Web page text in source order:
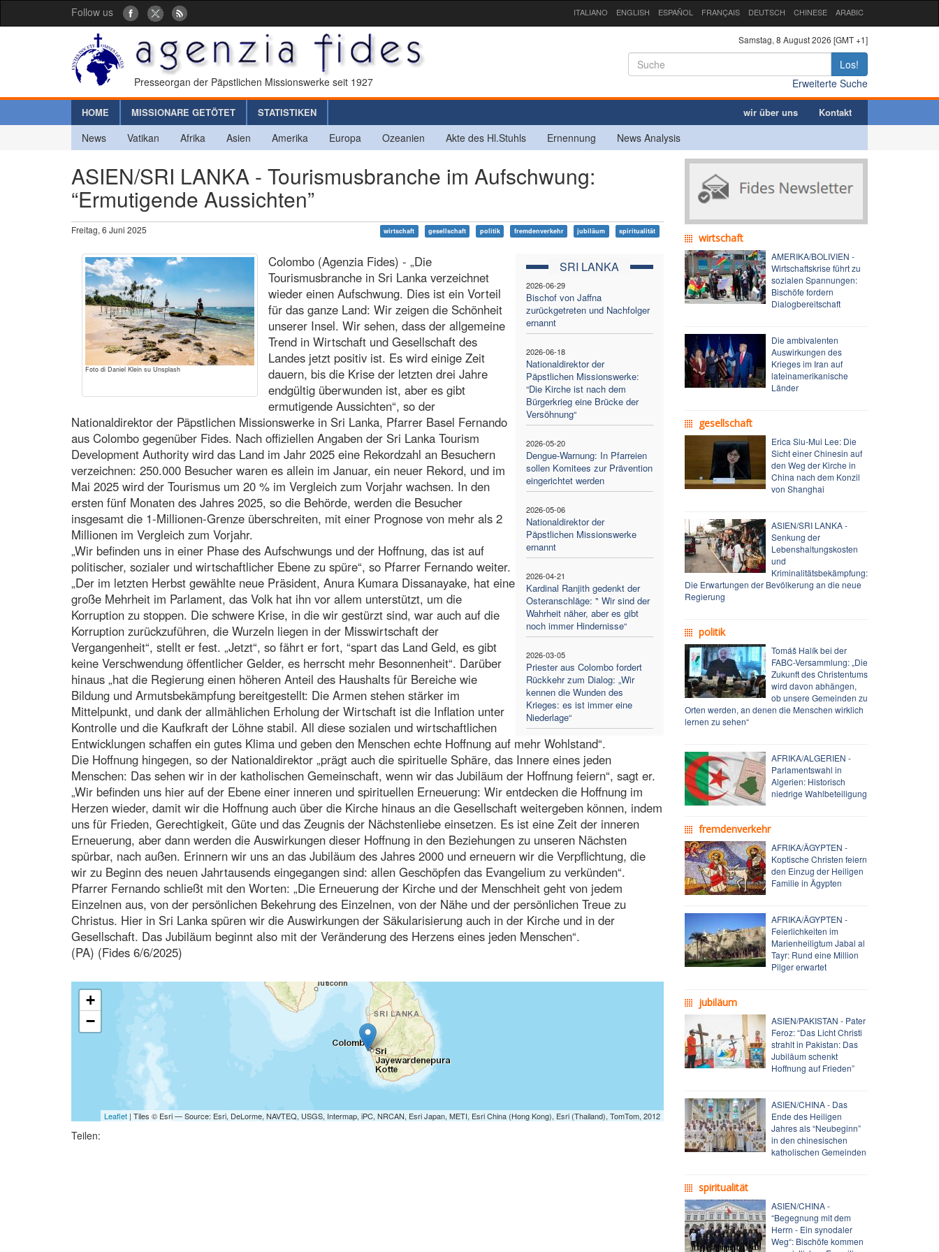
Follow us ITALIANO ENGLISH ESPAÑOL FRANÇAIS DEUTSCH CHINESE ARABIC
Presseorgan der Päpstlichen Missionswerke seit 1927
Samstag, 8 August 2026 [GMT +1]
Los!
Erweiterte Suche
HOME MISSIONARE GETÖTET STATISTIKEN wir über uns Kontakt
News Vatikan Afrika Asien Amerika Europa Ozeanien Akte des Hl.Stuhls Ernennung News Analysis
ASIEN/SRI LANKA - Tourismusbranche im Aufschwung:
“Ermutigende Aussichten”
Freitag, 6 Juni 2025 wirtschaft gesellschaft politik fremdenverkehr jubiläum spiritualität
Foto di Daniel Klein su Unsplash
SRI LANKA
2026-06-29
Bischof von Jaffna
zurückgetreten und Nachfolger
ernannt
2026-06-18
Nationaldirektor der
Päpstlichen Missionswerke:
“Die Kirche ist nach dem
Bürgerkrieg eine Brücke der
Versöhnung“
2026-05-20
Dengue-Warnung: In Pfarreien
sollen Komitees zur Prävention
eingerichtet werden
2026-05-06
Nationaldirektor der
Päpstlichen Missionswerke
ernannt
2026-04-21
Kardinal Ranjith gedenkt der
Osteranschläge: " Wir sind der
Wahrheit näher, aber es gibt
noch immer Hindernisse“
2026-03-05
Priester aus Colombo fordert
Rückkehr zum Dialog: „Wir
kennen die Wunden des
Krieges: es ist immer eine
Niederlage“
Colombo (Agenzia Fides) - „Die
Tourismusbranche in Sri Lanka verzeichnet
wieder einen Aufschwung. Dies ist ein Vorteil
für das ganze Land: Wir zeigen die Schönheit
unserer Insel. Wir sehen, dass der allgemeine
Trend in Wirtschaft und Gesellschaft des
Landes jetzt positiv ist. Es wird einige Zeit
dauern, bis die Krise der letzten drei Jahre
endgültig überwunden ist, aber es gibt
ermutigende Aussichten“, so der
Nationaldirektor der Päpstlichen Missionswerke in Sri Lanka, Pfarrer Basel Fernando
aus Colombo gegenüber Fides. Nach offiziellen Angaben der Sri Lanka Tourism
Development Authority wird das Land im Jahr 2025 eine Rekordzahl an Besuchern
verzeichnen: 250.000 Besucher waren es allein im Januar, ein neuer Rekord, und im
Mai 2025 wird der Tourismus um 20 % im Vergleich zum Vorjahr wachsen. In den
ersten fünf Monaten des Jahres 2025, so die Behörde, werden die Besucher
insgesamt die 1-Millionen-Grenze überschreiten, mit einer Prognose von mehr als 2
Millionen im Vergleich zum Vorjahr.
„Wir befinden uns in einer Phase des Aufschwungs und der Hoffnung, das ist auf
politischer, sozialer und wirtschaftlicher Ebene zu spüre“, so Pfarrer Fernando weiter.
„Der im letzten Herbst gewählte neue Präsident, Anura Kumara Dissanayake, hat eine
große Mehrheit im Parlament, das Volk hat ihn vor allem unterstützt, um die
Korruption zu stoppen. Die schwere Krise, in die wir gestürzt sind, war auch auf die
Korruption zurückzuführen, die Wurzeln liegen in der Misswirtschaft der
Vergangenheit“, stellt er fest. „Jetzt“, so fährt er fort, “spart das Land Geld, es gibt
keine Verschwendung öffentlicher Gelder, es herrscht mehr Besonnenheit“. Darüber
hinaus „hat die Regierung einen höheren Anteil des Haushalts für Bereiche wie
Bildung und Armutsbekämpfung bereitgestellt: Die Armen stehen stärker im
Mittelpunkt, und dank der allmählichen Erholung der Wirtschaft ist die Inflation unter
Kontrolle und die Kaufkraft der Löhne stabil. All diese sozialen und wirtschaftlichen
Entwicklungen schaffen ein gutes Klima und geben den Menschen echte Hoffnung auf mehr Wohlstand“.
Die Hoffnung hingegen, so der Nationaldirektor „prägt auch die spirituelle Sphäre, das Innere eines jeden
Menschen: Das sehen wir in der katholischen Gemeinschaft, wenn wir das Jubiläum der Hoffnung feiern“, sagt er.
„Wir befinden uns hier auf der Ebene einer inneren und spirituellen Erneuerung: Wir entdecken die Hoffnung im
Herzen wieder, damit wir die Hoffnung auch über die Kirche hinaus an die Gesellschaft weitergeben können, indem
uns für Frieden, Gerechtigkeit, Güte und das Zeugnis der Nächstenliebe einsetzen. Es ist eine Zeit der inneren
Erneuerung, aber dann werden die Auswirkungen dieser Hoffnung in den Beziehungen zu unseren Nächsten
spürbar, nach außen. Erinnern wir uns an das Jubiläum des Jahres 2000 und erneuern wir die Verpflichtung, die
wir zu Beginn des neuen Jahrtausends eingegangen sind: allen Geschöpfen das Evangelium zu verkünden“.
Pfarrer Fernando schließt mit den Worten: „Die Erneuerung der Kirche und der Menschheit geht von jedem
Einzelnen aus, von der persönlichen Bekehrung des Einzelnen, von der Nähe und der persönlichen Treue zu
Christus. Hier in Sri Lanka spüren wir die Auswirkungen der Säkularisierung auch in der Kirche und in der
Gesellschaft. Das Jubiläum beginnt also mit der Veränderung des Herzens eines jeden Menschen“.
(PA) (Fides 6/6/2025)
+
−
Leaflet| Tiles © Esri — Source: Esri, DeLorme, NAVTEQ, USGS, Intermap, iPC, NRCAN, Esri Japan, METI, Esri China (Hong Kong), Esri (Thailand), TomTom, 2012
Teilen:
wirtschaft
AMERIKA/BOLIVIEN -
Wirtschaftskrise führt zu
sozialen Spannungen:
Bischöfe fordern
Dialogbereitschaft
Die ambivalenten
Auswirkungen des
Krieges im Iran auf
lateinamerikanische
Länder
gesellschaft
Erica Siu-Mui Lee: Die
Sicht einer Chinesin auf
den Weg der Kirche in
China nach dem Konzil
von Shanghai
ASIEN/SRI LANKA -
Senkung der
Lebenshaltungskosten
und
Kriminalitätsbekämpfung:
Die Erwartungen der Bevölkerung an die neue
Regierung
politik
Tomáš Halík bei der
FABC-Versammlung: „Die
Zukunft des Christentums
wird davon abhängen,
ob unsere Gemeinden zu
Orten werden, an denen die Menschen wirklich
lernen zu sehen“
AFRIKA/ALGERIEN -
Parlamentswahl in
Algerien: Historisch
niedrige Wahlbeteiligung
fremdenverkehr
AFRIKA/ÄGYPTEN -
Koptische Christen feiern
den Einzug der Heiligen
Familie in Ägypten
AFRIKA/ÄGYPTEN -
Feierlichkeiten im
Marienheiligtum Jabal al
Tayr: Rund eine Million
Pilger erwartet
jubiläum
ASIEN/PAKISTAN - Pater
Feroz: “Das Licht Christi
strahlt in Pakistan: Das
Jubiläum schenkt
Hoffnung auf Frieden”
ASIEN/CHINA - Das
Ende des Heiligen
Jahres als “Neubeginn”
in den chinesischen
katholischen Gemeinden
spiritualität
ASIEN/CHINA -
“Begegnung mit dem
Herrn - Ein synodaler
Weg“: Bischöfe kommen